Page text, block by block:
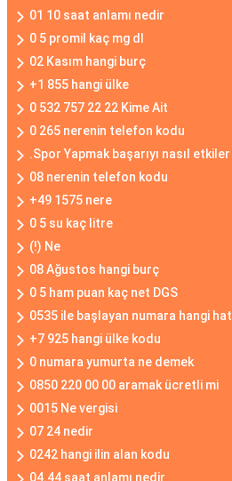
01 10 saat anlamı nedir
0 5 promil kaç mg dl
02 Kasım hangi burç
+1 855 hangi ülke
0 532 757 22 22 Kime Ait
0 265 nerenin telefon kodu
.Spor Yapmak başarıyı nasıl etkiler
08 nerenin telefon kodu
+49 1575 nere
0 5 su kaç litre
(!) Ne
08 Ağustos hangi burç
0 5 ham puan kaç net DGS
0535 ile başlayan numara hangi hat
+7 925 hangi ülke kodu
0 numara yumurta ne demek
0850 220 00 00 aramak ücretli mi
0015 Ne vergisi
07 24 nedir
0242 hangi ilin alan kodu
04.44 saat anlamı nedir